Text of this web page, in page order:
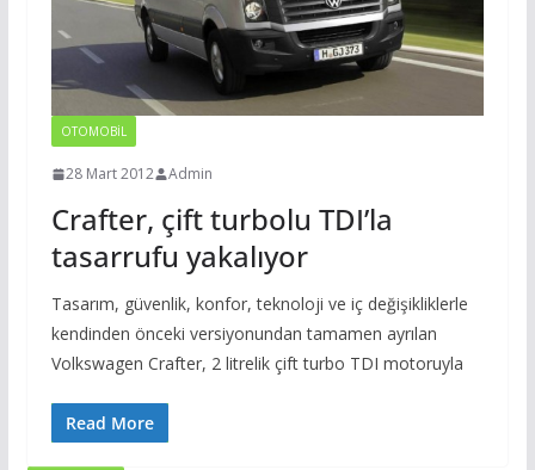
OTOMOBIL
28 Mart 2012 Admin
Crafter, çift turbolu TDI’la
tasarrufu yakalıyor
Tasarım, güvenlik, konfor, teknoloji ve iç değişikliklerle
kendinden önceki versiyonundan tamamen ayrılan
Volkswagen Crafter, 2 litrelik çift turbo TDI motoruyla
Read More